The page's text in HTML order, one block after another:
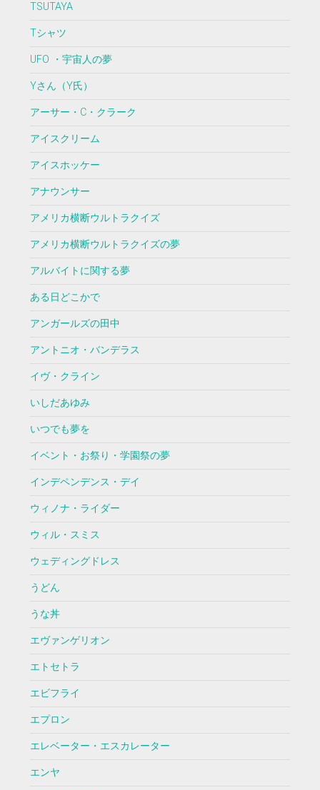
TSUTAYA
Tシャツ
UFO ・宇宙人の夢
Yさん（Y氏）
アーサー・C・クラーク
アイスクリーム
アイスホッケー
アナウンサー
アメリカ横断ウルトラクイズ
アメリカ横断ウルトラクイズの夢
アルバイトに関する夢
ある日どこかで
アンガールズの田中
アントニオ・バンデラス
イヴ・クライン
いしだあゆみ
いつでも夢を
イベント・お祭り・学園祭の夢
インデペンデンス・デイ
ウィノナ・ライダー
ウィル・スミス
ウェディングドレス
うどん
うな丼
エヴァンゲリオン
エトセトラ
エビフライ
エプロン
エレベーター・エスカレーター
エンヤ